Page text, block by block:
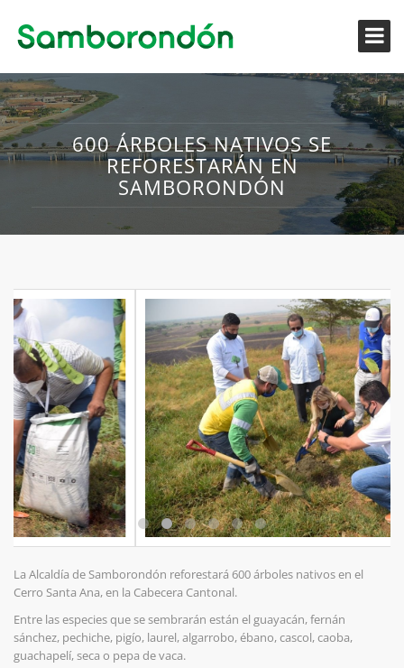
600 ÁRBOLES NATIVOS SE
REFORESTARÁN EN
SAMBORONDÓN
La Alcaldía de Samborondón reforestará 600 árboles nativos en el
Cerro Santa Ana, en la Cabecera Cantonal.
Entre las especies que se sembrarán están el guayacán, fernán
sánchez, pechiche, pigío, laurel, algarrobo, ébano, cascol, caoba,
guachapelí, seca o pepa de vaca.